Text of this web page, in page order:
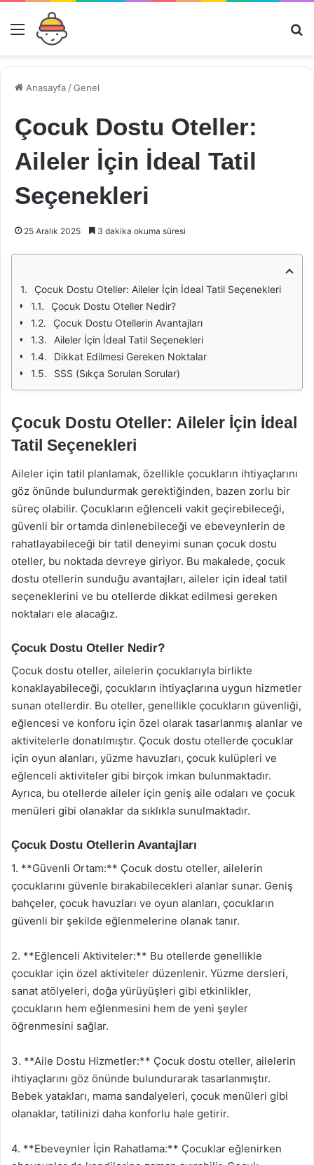
Menü
Anasayfa /Genel
Çocuk Dostu Oteller:
Aileler İçin İdeal Tatil
Seçenekleri
25 Aralık 2025 3 dakika okuma süresi
Çocuk Dostu Oteller: Aileler İçin İdeal Tatil Seçenekleri
Çocuk Dostu Oteller Nedir?
Çocuk Dostu Otellerin Avantajları
Aileler İçin İdeal Tatil Seçenekleri
Dikkat Edilmesi Gereken Noktalar
SSS (Sıkça Sorulan Sorular)
Çocuk Dostu Oteller: Aileler İçin İdeal
Tatil Seçenekleri
Aileler için tatil planlamak, özellikle çocukların ihtiyaçlarını
göz önünde bulundurmak gerektiğinden, bazen zorlu bir
süreç olabilir. Çocukların eğlenceli vakit geçirebileceği,
güvenli bir ortamda dinlenebileceği ve ebeveynlerin de
rahatlayabileceği bir tatil deneyimi sunan çocuk dostu
oteller, bu noktada devreye giriyor. Bu makalede, çocuk
dostu otellerin sunduğu avantajları, aileler için ideal tatil
seçeneklerini ve bu otellerde dikkat edilmesi gereken
noktaları ele alacağız.
Çocuk Dostu Oteller Nedir?
Çocuk dostu oteller, ailelerin çocuklarıyla birlikte
konaklayabileceği, çocukların ihtiyaçlarına uygun hizmetler
sunan otellerdir. Bu oteller, genellikle çocukların güvenliği,
eğlencesi ve konforu için özel olarak tasarlanmış alanlar ve
aktivitelerle donatılmıştır. Çocuk dostu otellerde çocuklar
için oyun alanları, yüzme havuzları, çocuk kulüpleri ve
eğlenceli aktiviteler gibi birçok imkan bulunmaktadır.
Ayrıca, bu otellerde aileler için geniş aile odaları ve çocuk
menüleri gibi olanaklar da sıklıkla sunulmaktadır.
Çocuk Dostu Otellerin Avantajları
1. **Güvenli Ortam:** Çocuk dostu oteller, ailelerin
çocuklarını güvenle bırakabilecekleri alanlar sunar. Geniş
bahçeler, çocuk havuzları ve oyun alanları, çocukların
güvenli bir şekilde eğlenmelerine olanak tanır.
2. **Eğlenceli Aktiviteler:** Bu otellerde genellikle
çocuklar için özel aktiviteler düzenlenir. Yüzme dersleri,
sanat atölyeleri, doğa yürüyüşleri gibi etkinlikler,
çocukların hem eğlenmesini hem de yeni şeyler
öğrenmesini sağlar.
3. **Aile Dostu Hizmetler:** Çocuk dostu oteller, ailelerin
ihtiyaçlarını göz önünde bulundurarak tasarlanmıştır.
Bebek yatakları, mama sandalyeleri, çocuk menüleri gibi
olanaklar, tatilinizi daha konforlu hale getirir.
4. **Ebeveynler İçin Rahatlama:** Çocuklar eğlenirken